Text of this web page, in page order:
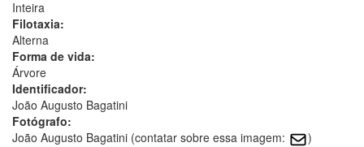
Inteira
Filotaxia:
Alterna
Forma de vida:
Árvore
Identificador:
João Augusto Bagatini
Fotógrafo:
João Augusto Bagatini (contatar sobre essa imagem:
)